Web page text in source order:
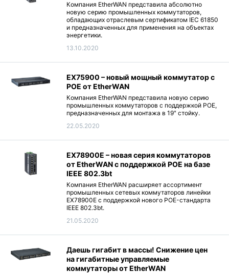
Компания EtherWAN представила абсолютно
новую серию промышленных коммутаторов,
обладающих отраслевым сертификатом IEC 61850
и предназначенных для применения на объектах
энергетики.
13.10.2020
EX75900 – новый мощный коммутатор с
POE от EtherWAN
Компания EtherWAN представила новую серию
промышленных коммутаторов с поддержкой POE,
предназначенных для монтажа в 19" стойку.
22.05.2020
EX78900E – новая серия коммутаторов
от EtherWAN с поддержкой РОЕ на базе
IEEE 802.3bt
Компания EtherWAN расширяет ассортимент
промышленных сетевых коммутаторов линейки
EX78900E с поддержкой нового POE-стандарта
IEEE 802.3bt.
21.05.2020
Даешь гигабит в массы! Снижение цен
на гигабитные управляемые
коммутаторы от EtherWAN